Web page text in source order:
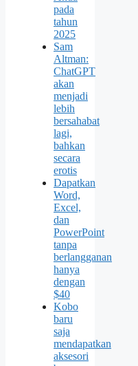
pada
tahun
2025
Sam
Altman:
ChatGPT
akan
menjadi
lebih
bersahabat
lagi,
bahkan
secara
erotis
Dapatkan
Word,
Excel,
dan
PowerPoint
tanpa
berlangganan
hanya
dengan
$40
Kobo
baru
saja
mendapatkan
aksesori